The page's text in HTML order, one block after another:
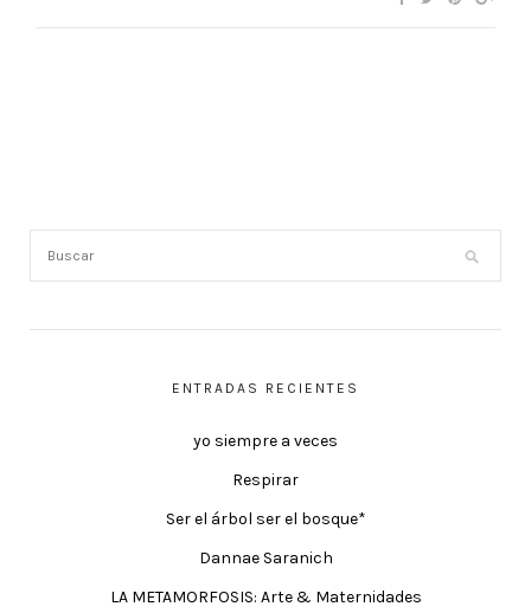
ENTRADAS RECIENTES
yo siempre a veces
Respirar
Ser el árbol ser el bosque*
Dannae Saranich
LA METAMORFOSIS: Arte & Maternidades